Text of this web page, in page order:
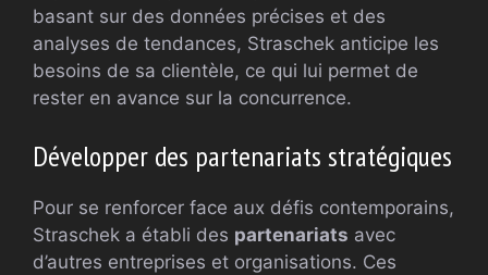
basant sur des données précises et des
analyses de tendances, Straschek anticipe les
besoins de sa clientèle, ce qui lui permet de
rester en avance sur la concurrence.
Développer des partenariats stratégiques
Pour se renforcer face aux défis contemporains,
Straschek a établi des partenariats avec
d’autres entreprises et organisations. Ces